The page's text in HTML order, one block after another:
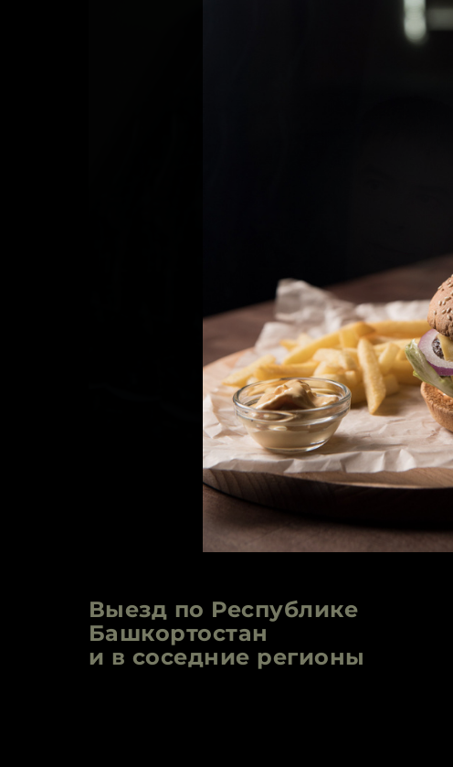
Выезд по Республике
Башкортостан
и в соседние регионы